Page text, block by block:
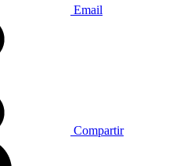
Email
Compartir